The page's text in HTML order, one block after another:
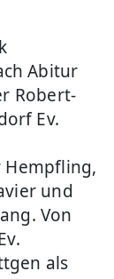
Abitur
Robert-
Ev.
Hempfling,
und
Von
als